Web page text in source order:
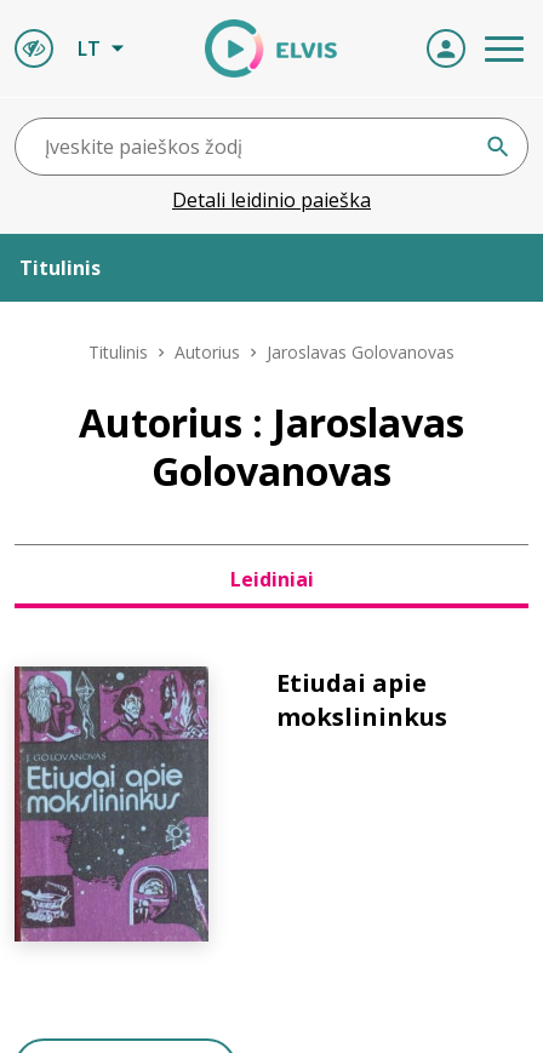
LT
Detali leidinio paieška
Titulinis
Leidiniai
ELVIS atvyksta
Naujienos
Bibliotekoms
D.U.K.
Titulinis Autorius Jaroslavas Golovanovas
Autorius : Jaroslavas
Golovanovas
Leidiniai
Etiudai apie
mokslininkus